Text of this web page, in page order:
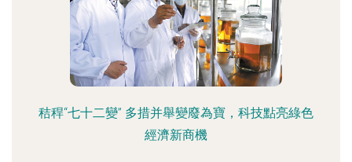
秸稈“七十二變” 多措并舉變廢為寶，科技點亮綠色
經濟新商機